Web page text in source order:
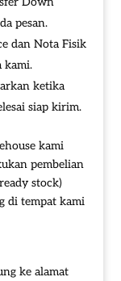
pesan.
dan Nota Fisik
kami.
ketika
siap kirim.
kami
pembelian
stock)
di tempat kami
ke alamat